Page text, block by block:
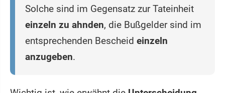
Solche sind im Gegensatz zur Tateinheit
einzeln zu ahnden, die Bußgelder sind im
entsprechenden Bescheid einzeln
anzugeben.